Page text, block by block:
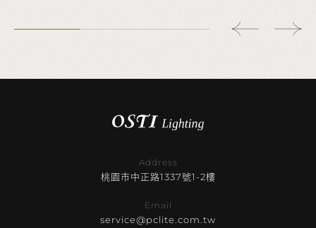
Address
桃園市中正路1337號1-2樓
Email
service@pclite.com.tw